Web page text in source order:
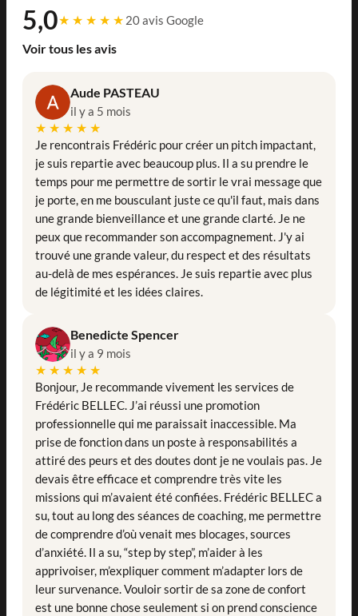
5,0★★★★★ 20 avis Google
Voir tous les avis
Aude PASTEAU
il y a 5 mois
★★★★★
Je rencontrais Frédéric pour créer un pitch impactant,
je suis repartie avec beaucoup plus. Il a su prendre le
temps pour me permettre de sortir le vrai message que
je porte, en me bousculant juste ce qu'il faut, mais dans
une grande bienveillance et une grande clarté. Je ne
peux que recommander son accompagnement. J'y ai
trouvé une grande valeur, du respect et des résultats
au-delà de mes espérances. Je suis repartie avec plus
de légitimité et les idées claires.
Benedicte Spencer
il y a 9 mois
★★★★★
Bonjour, Je recommande vivement les services de
Frédéric BELLEC. J’ai réussi une promotion
professionnelle qui me paraissait inaccessible. Ma
prise de fonction dans un poste à responsabilités a
attiré des peurs et des doutes dont je ne voulais pas. Je
devais être efficace et comprendre très vite les
missions qui m’avaient été confiées. Frédéric BELLEC a
su, tout au long des séances de coaching, me permettre
de comprendre d’où venait mes blocages, sources
d’anxiété. Il a su, “step by step”, m’aider à les
apprivoiser, m’expliquer comment m’adapter lors de
leur survenance. Vouloir sortir de sa zone de confort
est une bonne chose seulement si on prend conscience